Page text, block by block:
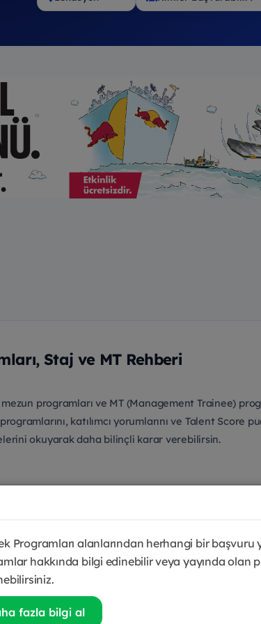
Staj ve MT Rehberi
programları ve MT (Management Trainee)
katılımcı yorumlarını ve Talent Score
okuyarak daha bilinçli karar verebilirsin.
ve yeni mezunları çok aşamalı bir seçim süreciyle
trainee (MT), genç yetenek ve liderlik programları
inceleyebilirsin.
alanı değildir. Program başvurusu
ilanlarını
Management Trainee programları
Programları alanlarından herhangi bir başvuru
hakkında bilgi edinebilir veya yayında olan
fazla bilgi al